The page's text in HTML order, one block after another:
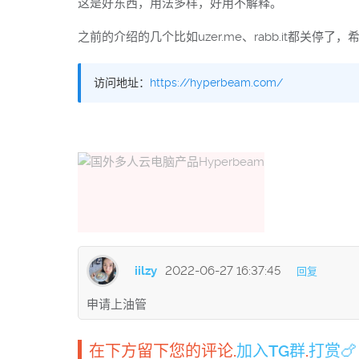
这是好东西，用法多样，好用不解释。
之前的介绍的几个比如uzer.me、rabb.it都关停了，
访问地址： https://hyperbeam.com/
iilzy 2022-06-27 16:37:45 回复
申请上油管
在下方留下您的评论.加入TG群.打赏🍗